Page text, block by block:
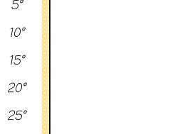
5°
10°
15°
20°
25°